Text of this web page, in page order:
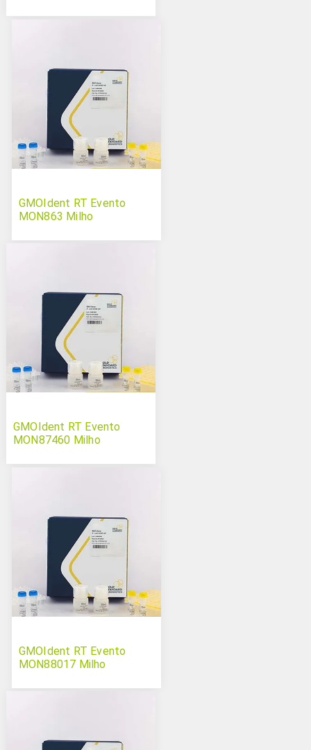
GMOIdent RT Evento
MON863 Milho
GMOIdent RT Evento
MON87460 Milho
GMOIdent RT Evento
MON88017 Milho